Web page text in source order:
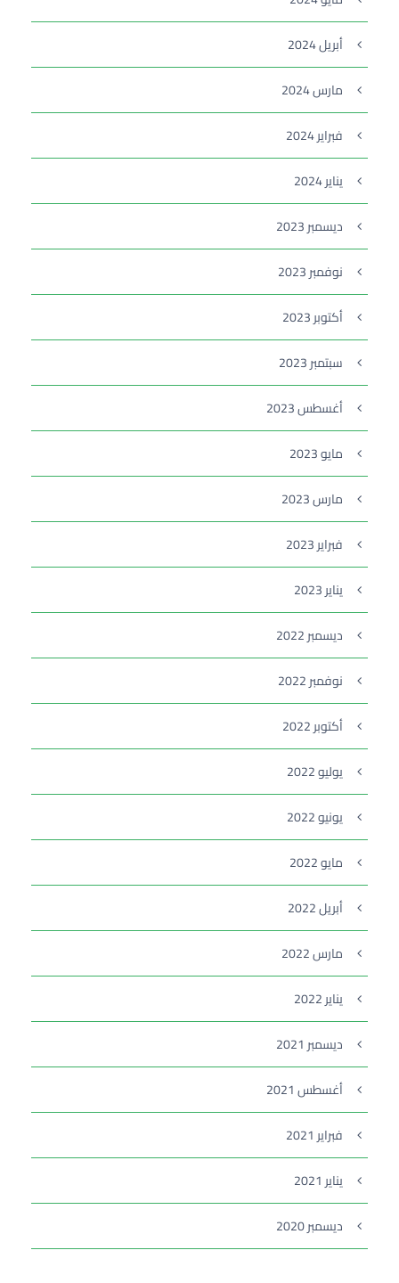
أبريل 2024
مارس 2024
فبراير 2024
يناير 2024
ديسمبر 2023
نوفمبر 2023
أكتوبر 2023
سبتمبر 2023
أغسطس 2023
مايو 2023
مارس 2023
فبراير 2023
يناير 2023
ديسمبر 2022
نوفمبر 2022
أكتوبر 2022
يوليو 2022
يونيو 2022
مايو 2022
أبريل 2022
مارس 2022
يناير 2022
ديسمبر 2021
أغسطس 2021
فبراير 2021
يناير 2021
ديسمبر 2020